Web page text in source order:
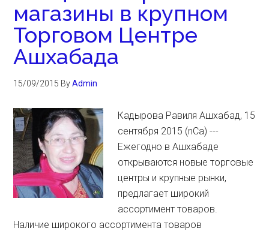
магазины в крупном
Торговом Центре
Ашхабада
15/09/2015 ByAdmin
Кадырова Равиля Ашхабад, 15
сентября 2015 (nCa) ---
Ежегодно в Ашхабаде
открываются новые торговые
центры и крупные рынки,
предлагает широкий
ассортимент товаров.
Наличие широкого ассортимента товаров